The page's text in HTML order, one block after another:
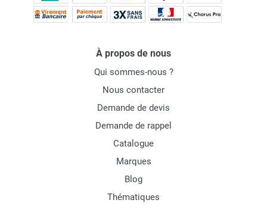
À propos de nous
Qui sommes-nous ?
Nous contacter
Demande de devis
Demande de rappel
Catalogue
Marques
Blog
Thématiques